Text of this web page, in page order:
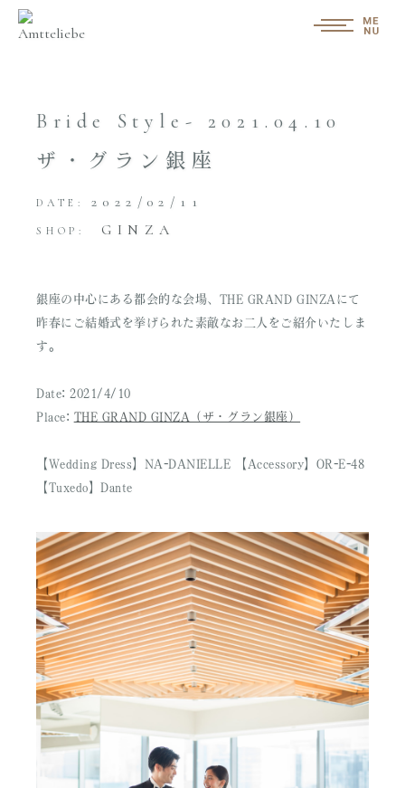
Bride Style- 2021.04.10
ザ・グラン銀座
DATE: 2022/02/11
SHOP: GINZA
銀座の中心にある都会的な会場、THE GRAND GINZAにて
昨春にご結婚式を挙げられた素敵なお二人をご紹介いたしま
す。
Date: 2021/4/10
Place: THE GRAND GINZA（ザ・グラン銀座）
【Wedding Dress】NA-DANIELLE 【Accessory】OR-E-48
【Tuxedo】Dante